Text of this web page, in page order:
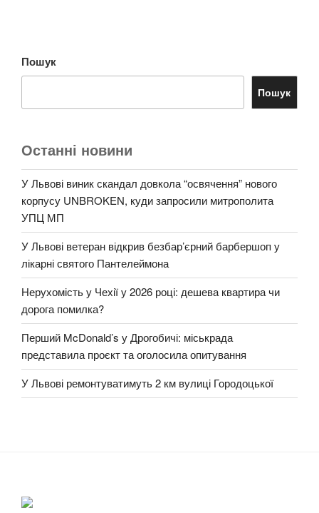
Пошук
Пошук
Останні новини
У Львові виник скандал довкола “освячення” нового
корпусу UNBROKEN, куди запросили митрополита
УПЦ МП
У Львові ветеран відкрив безбар’єрний барбершоп у
лікарні святого Пантелеймона
Нерухомість у Чехії у 2026 році: дешева квартира чи
дорога помилка?
Перший McDonald’s у Дрогобичі: міськрада
представила проєкт та оголосила опитування
У Львові ремонтуватимуть 2 км вулиці Городоцької